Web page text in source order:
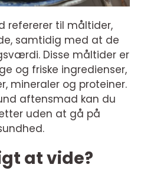
refererer til måltider,
samtidig med at de
Disse måltider er
og friske ingredienser,
mineraler og proteiner.
aftensmad kan du
uden at gå på
at vide?